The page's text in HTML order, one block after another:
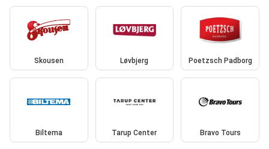
Skousen Løvbjerg Poetzsch Padborg
Biltema Tarup Center Bravo Tours